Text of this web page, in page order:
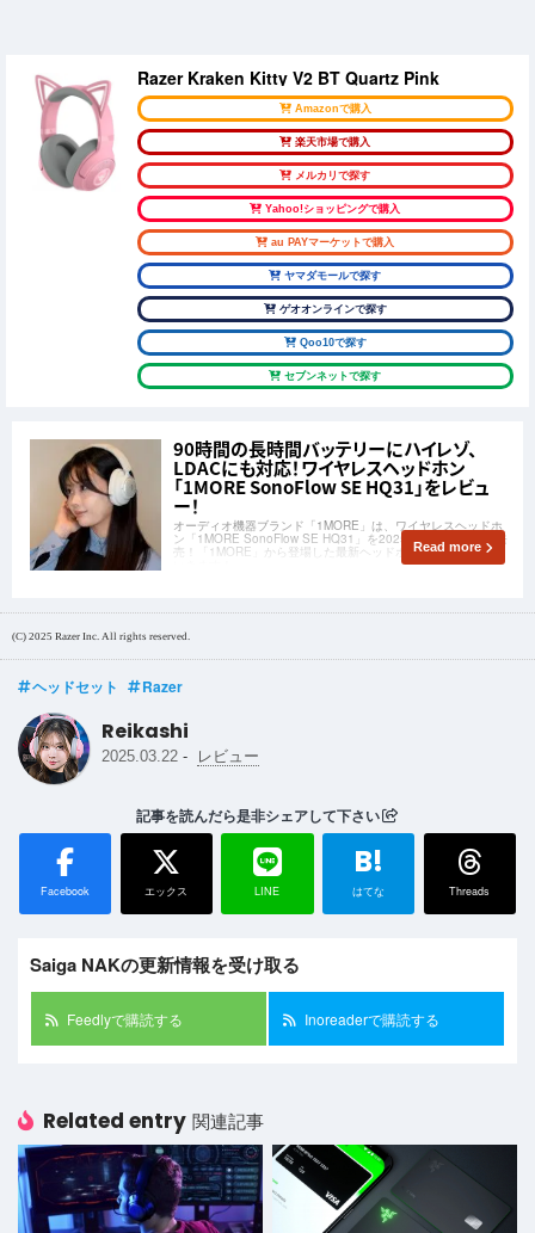
Razer Kraken Kitty V2 BT Quartz Pink
Amazonで購入
楽天市場で購入
メルカリで探す
Yahoo!ショッピングで購入
au PAYマーケットで購入
ヤマダモールで探す
ゲオオンラインで探す
Qoo10で探す
セブンネットで探す
90時間の長時間バッテリーにハイレゾ、
LDACにも対応！ワイヤレスヘッドホン
「1MORE SonoFlow SE HQ31」をレビュ
ー！
オーディオ機器ブランド「1MORE」は、ワイヤレスヘッドホ
ン「1MORE SonoFlow SE HQ31」を2025年2月28日(金)に発
売！「1MORE」から登場した最新ヘッドホンをレビューして
Read more
(C) 2025 Razer Inc. All rights reserved.
ヘッドセット Razer
Reikashi
2025.03.22 - レビュー
記事を読んだら是非シェアして下さい
Facebook エックス LINE
B!
はてな Threads
Saiga NAKの更新情報を受け取る
Feedlyで購読する Inoreaderで購読する
Related entry 関連記事